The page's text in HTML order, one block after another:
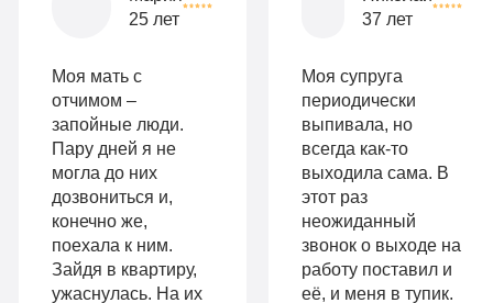
Оптимальный
2-х местная
палата
Все
опции
«Стандарт»
опции
Индивидуальная
терапия
Работа
с
психологом
25 лет
Моя мать с
отчимом –
запойные люди.
Пару дней я не
могла до них
дозвониться и,
конечно же,
поехала к ним.
Зайдя в квартиру,
ужаснулась. На их
37 лет
Моя супруга
периодически
выпивала, но
всегда как-то
выходила сама. В
этот раз
неожиданный
звонок о выходе на
работу поставил и
её, и меня в тупик.